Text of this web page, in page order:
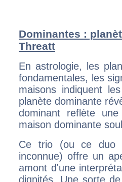
Dominantes :
Threatt
En astrologie, les
fondamentales, les
maisons indiquent
planète dominante
dominant reflète
maison dominante
Ce trio (ou ce duo
inconnue) offre un
amont d'une
dignités. Une sorte